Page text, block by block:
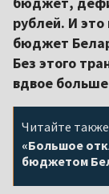
рублей. И
бюджет
Без этого
вдвое
Читайте
«Большое
бюджетом